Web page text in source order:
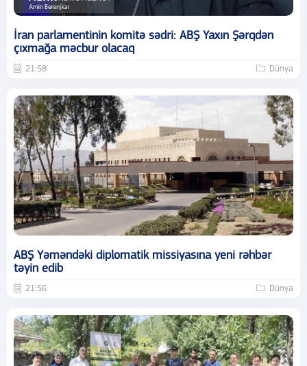
İran parlamentinin komitə sədri: ABŞ Yaxın Şərqdən
çıxmağa məcbur olacaq
21:58 Dünya
ABŞ Yəməndəki diplomatik missiyasına yeni rəhbər
təyin edib
21:56 Dünya